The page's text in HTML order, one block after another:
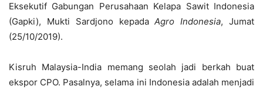
Eksekutif Gabungan Perusahaan Kelapa Sawit Indonesia
(Gapki), Mukti Sardjono kepadaAgro Indonesia, Jumat
(25/10/2019).
Kisruh Malaysia-India memang seolah jadi berkah buat
ekspor CPO. Pasalnya, selama ini Indonesia adalah menjadi